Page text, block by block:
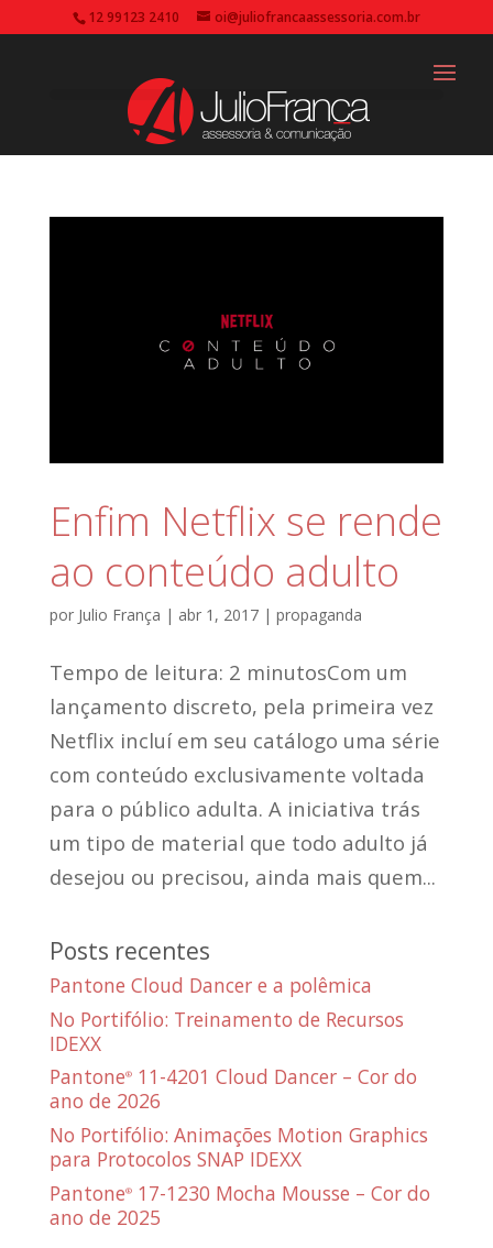
12 99123 2410 oi@juliofrancaassessoria.com.br
Enfim Netflix se rende
ao conteúdo adulto
por Julio França | abr 1, 2017| propaganda
Tempo de leitura: 2 minutosCom um
lançamento discreto, pela primeira vez
Netflix incluí em seu catálogo uma série
com conteúdo exclusivamente voltada
para o público adulta. A iniciativa trás
um tipo de material que todo adulto já
desejou ou precisou, ainda mais quem...
Posts recentes
Pantone Cloud Dancer e a polêmica
No Portifólio: Treinamento de Recursos
IDEXX
Pantone®11-4201 Cloud Dancer – Cor do
ano de 2026
No Portifólio: Animações Motion Graphics
para Protocolos SNAP IDEXX
Pantone®17-1230 Mocha Mousse – Cor do
ano de 2025